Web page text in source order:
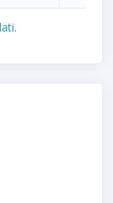
.